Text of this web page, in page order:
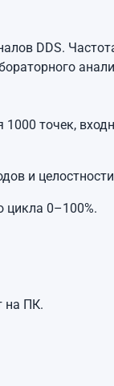
DDS.
1000 точек,
и
цикла 0–100%.
на ПК.